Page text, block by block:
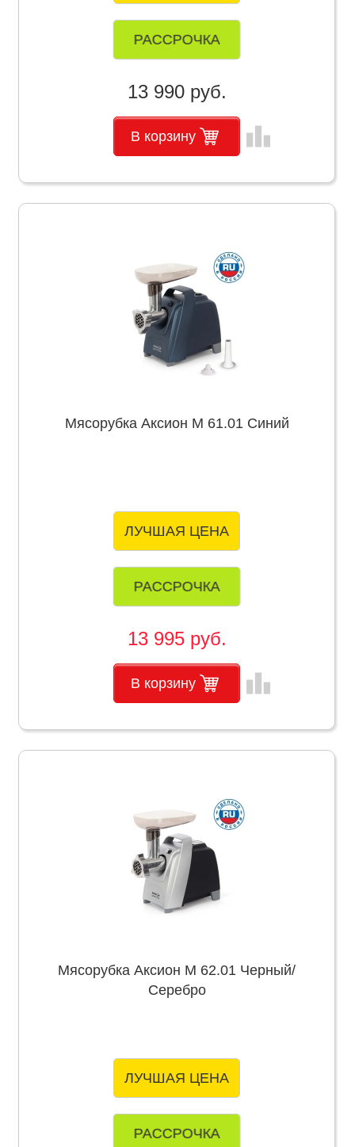
РАССРОЧКА
13 990 руб.
В корзину leaderboard
Мясорубка Аксион М 61.01 Синий
ЛУЧШАЯ ЦЕНА
РАССРОЧКА
13 995 руб.
В корзину leaderboard
Мясорубка Аксион М 62.01 Черный/
Серебро
ЛУЧШАЯ ЦЕНА
РАССРОЧКА